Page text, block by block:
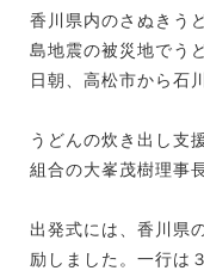
香川県内のさぬきう
島地震の被災地でう
日朝、高松市から石
うどんの炊き出し支
組合の大峯茂樹理事
出発式には、香川県
励しました。一行は